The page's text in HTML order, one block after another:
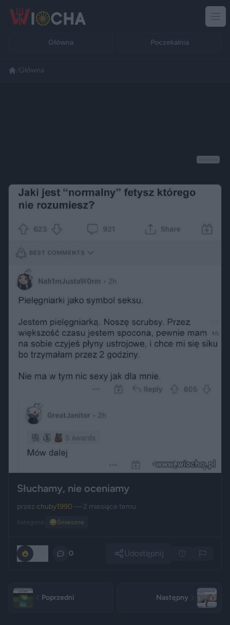
Główna Poczekalnia
Główna
Słuchamy, nie oceniamy
przez chuby1990 — 2 miesiące temu
Kategoria: 😂Śmieszne
0 Udostępnij
Poprzedni Następny